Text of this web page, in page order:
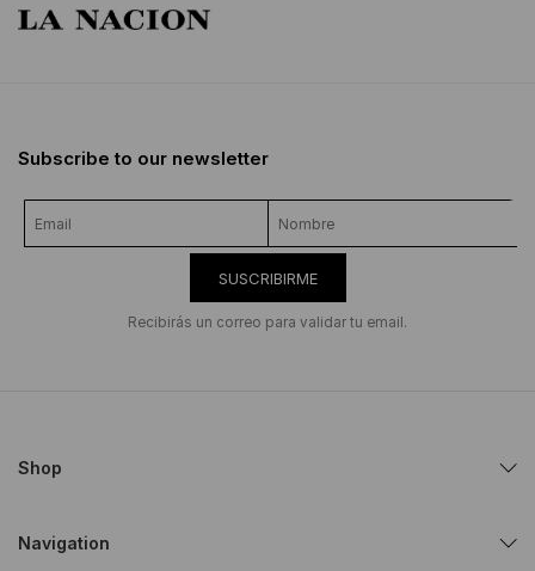
Subscribe to our newsletter
SUSCRIBIRME
Recibirás un correo para validar tu email.
Shop
Navigation